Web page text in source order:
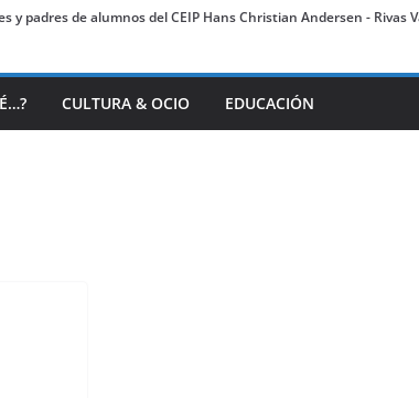
y padres de alumnos del CEIP Hans Christian Andersen - Rivas
CULTURA & OCIO EDUCACIÓN